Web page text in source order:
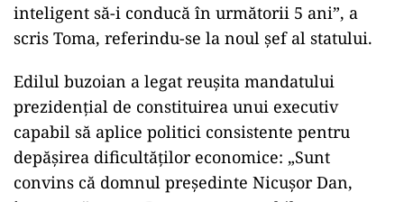
inteligent să-i conducă în următorii 5 ani”, a
scris Toma, referindu-se la noul şef al statului.
Edilul buzoian a legat reuşita mandatului
prezidenţial de constituirea unui executiv
capabil să aplice politici consistente pentru
depăşirea dificultăţilor economice: „Sunt
convins că domnul preşedinte Nicuşor Dan,